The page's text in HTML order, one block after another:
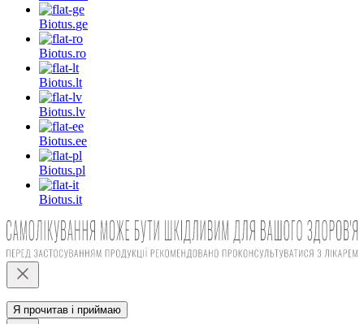
Biotus.ge
Biotus.ro
Biotus.lt
Biotus.lv
Biotus.ee
Biotus.pl
Biotus.it
Я прочитав і приймаю